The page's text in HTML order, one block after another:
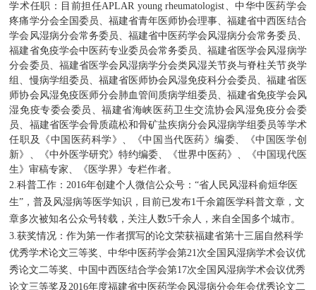
专家总览
名医苑
国家级名老中医
福建省名中医
门诊排班
学术任职：目前担任APLAR young rheumatologist、中华中医药学会
疼痛学分会全国委员、福建省青年医师协会理事、福建省中西医结合
学会风湿病分会常务委员、福建省中医药学会风湿病分会常务委员、
福建省免疫学会中医药专业委员会常务委员、福建省医学会风湿病学
分会委员、福建省医学会风湿病学分会类风湿关节炎与脊柱关节炎学
组、慢病学组委员、福建省医师协会风湿免疫科分会委员、福建省医
师协会风湿免疫医师分会肺血管间质病学组委员、福建省免疫学会风
湿免疫专委会委员、福建省海峡医药卫生交流协会风湿免疫分会委
员、福建省医学会骨质疏松和骨矿盐疾病分会风湿病学组委员等学术
任职及《中国医药科学》、《中国当代医药》编委、《中国医学创
新》、《中外医学研究》特约编委、《世界中医药》、《中国现代医
生》审稿专家、《医学界》专栏作者。
2.科普工作：2016年创建个人微信公众号：“省人民风湿科俞烜华医
生”，普及风湿病等医学知识，目前已发布1千余篇医学科普文章，文
章多次被知名公众号转载，关注人数5千余人，来自全国多个城市。
3.获奖情况：作为第一作者撰写的论文荣获福建省第十三届自然科学
优秀学术论文三等奖、中华中医药学会第21次全国风湿病学术会议优
秀论文二等奖、中国中西医结合学会第17次全国风湿病学术会议优秀
论文三等奖及2016年度福建省中医药学会风湿病分会年会优秀论文二